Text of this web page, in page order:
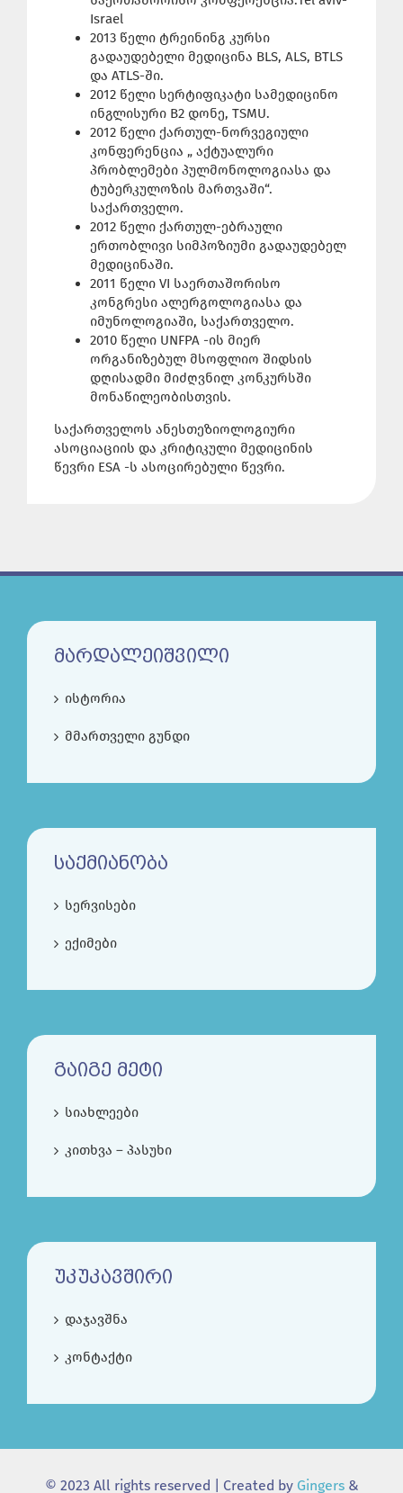
Israel
2013 წელი ტრეინინგ კურსი
გადაუდებელი მედიცინა BLS, ALS, BTLS
და ATLS-ში.
2012 წელი სერტიფიკატი სამედიცინო
ინგლისური B2 დონე, TSMU.
2012 წელი ქართულ-ნორვეგიული
კონფერენცია „ აქტუალური
პრობლემები პულმონოლოგიასა და
ტუბერკულოზის მართვაში“.
საქართველო.
2012 წელი ქართულ-ებრაული
ერთობლივი სიმპოზიუმი გადაუდებელ
მედიცინაში.
2011 წელი VI საერთაშორისო
კონგრესი ალერგოლოგიასა და
იმუნოლოგიაში, საქართველო.
2010 წელი UNFPA -ის მიერ
ორგანიზებულ მსოფლიო შიდსის
დღისადმი მიძღვნილ კონკურსში
მონაწილეობისთვის.
საქართველოს ანესთეზიოლოგიური
ასოციაციის და კრიტიკული მედიცინის
წევრი ESA -ს ასოცირებული წევრი.
ᲛᲐᲠᲓᲐᲚᲔᲘᲨᲕᲘᲚᲘ
ისტორია
მმართველი გუნდი
ᲡᲐᲥᲛᲘᲐᲜᲝᲑᲐ
სერვისები
ექიმები
ᲒᲐᲘᲒᲔ ᲛᲔᲢᲘ
სიახლეები
კითხვა – პასუხი
ᲣᲙᲣᲙᲐᲕᲨᲘᲠᲘ
დაჯავშნა
კონტაქტი
© 2023 All rights reserved | Created by Gingers &